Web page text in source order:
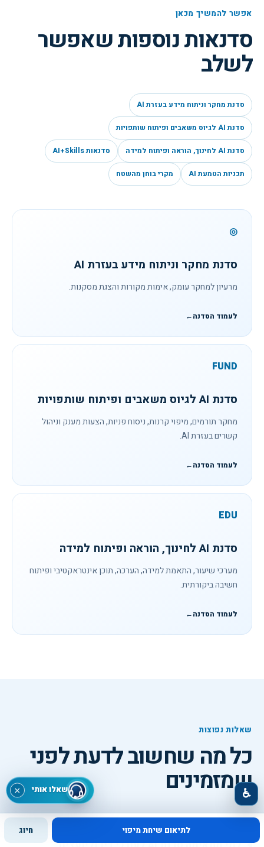
אפשר להמשיך מכאן
סדנאות נוספות שאפשר
לשלב
סדנת מחקר וניתוח מידע בעזרת AI
סדנת AI לגיוס משאבים ופיתוח שותפויות
סדנת AI לחינוך, הוראה ופיתוח למידה סדנאות AI+Skills
תכניות הטמעת AI מקרי בוחן מהשטח
◎
סדנת מחקר וניתוח מידע בעזרת AI
מרעיון למחקר עומק, אימות מקורות והצגת מסקנות.
לעמוד הסדנה←
FUND
סדנת AI לגיוס משאבים ופיתוח שותפויות
מחקר תורמים, מיפוי קרנות, ניסוח פניות, הצעות מענק וניהול
קשרים בעזרת AI.
לעמוד הסדנה←
EDU
סדנת AI לחינוך, הוראה ופיתוח למידה
מערכי שיעור, התאמת למידה, הערכה, תוכן אינטראקטיבי ופיתוח
חשיבה ביקורתית.
לעמוד הסדנה←
שאלות נפוצות
כל מה שחשוב לדעת לפני
שמזמינים
לתיאום שיחת מיפוי חיוג
שאלו אותי × ♿